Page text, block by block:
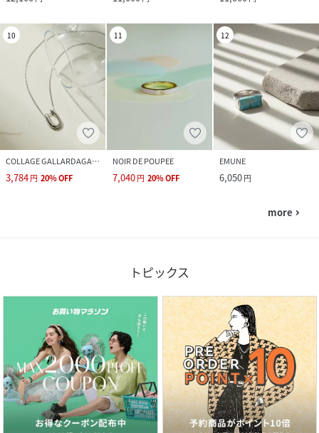
10
COLLAGE GALLARDAGALANTE
3,784円 20%OFF
11
NOIR DE POUPEE
7,040円 20%OFF
12
EMUNE
6,050円
more navigate_next
トピックス